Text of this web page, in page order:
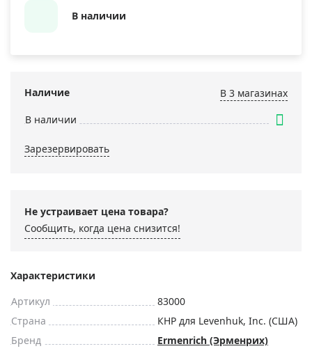
В наличии
Наличие
В 3 магазинах
В наличии
Зарезервировать
Не устраивает цена товара?
Сообщить, когда цена снизится!
Характеристики
Артикул
83000
Страна
КНР для Levenhuk, Inc. (США)
Бренд
Ermenrich (Эрменрих)